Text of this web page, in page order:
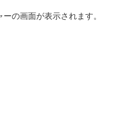
の画面が表示されます。